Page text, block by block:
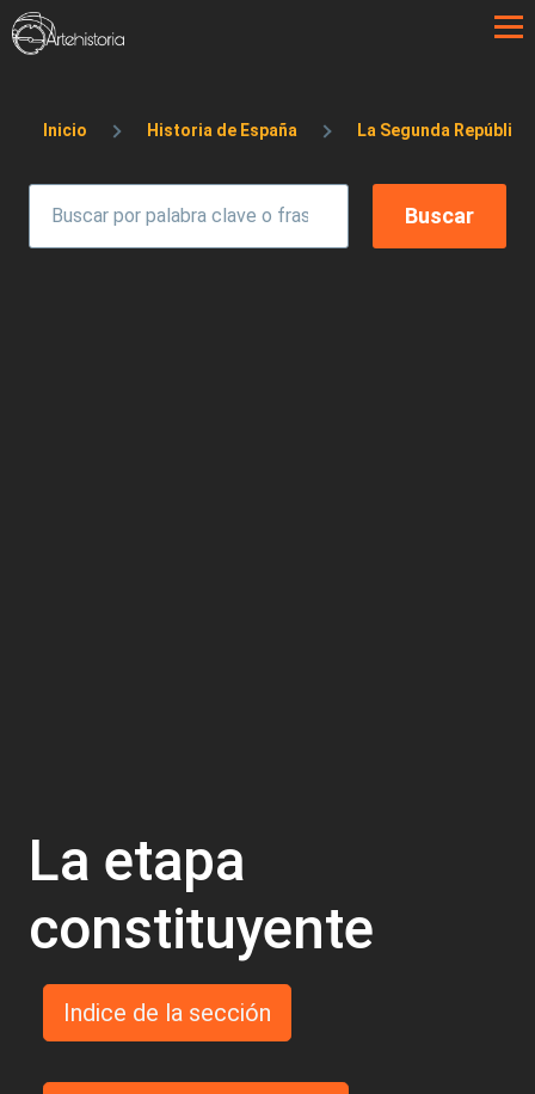
Pasar al contenido principal
Sobrescribir enlaces de ayuda a la
Inicio Historia de España La Segunda República
La etapa
constituyente
Indice de la sección